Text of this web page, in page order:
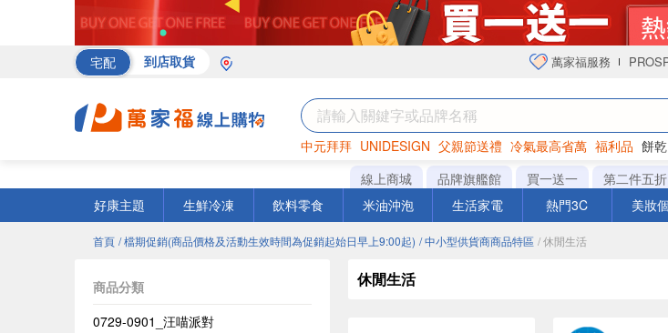
宅配 到店取貨 萬家福服務
中元拜拜 UNIDESIGN 父親節送禮 冷氣最高省萬 福利品 餅乾
巧克力 罐頭 衛生紙
線上商城 品牌旗艦館 買一送一 第二件五折
好康主題
生鮮冷凍 飲料零食 米油沖泡 生活家電 熱門3C 美妝
首頁 / 檔期促銷(商品價格及活動生效時間為促銷起始日早上9:00起) / 中小型供貨商商品特區 / 休閒生活
商品分類
0729-0901_汪喵派對
休閒生活